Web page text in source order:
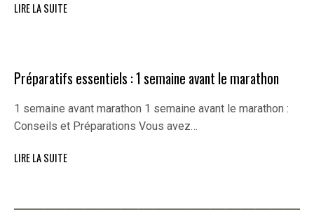
LIRE LA SUITE
Préparatifs essentiels : 1 semaine avant le marathon
1 semaine avant marathon 1 semaine avant le marathon :
Conseils et Préparations Vous avez…
LIRE LA SUITE